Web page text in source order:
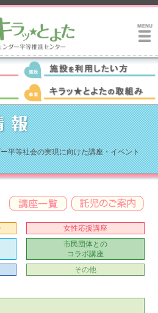
平等社会の実現に向けた講座・イベント
女性応援講座
市民団体との
コラボ講座
その他